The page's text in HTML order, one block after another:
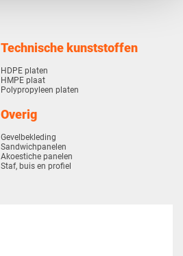
Technische kunststoffen
HDPE platen
HMPE plaat
Polypropyleen platen
Overig
Gevelbekleding
Sandwichpanelen
Akoestiche panelen
Staf, buis en profiel